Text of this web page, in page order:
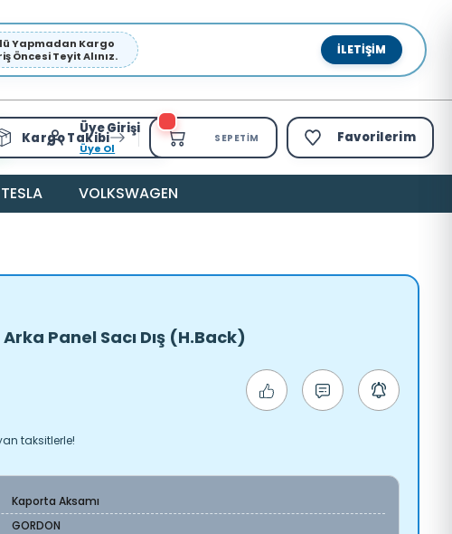
Yapmadan Kargo
Öncesi Teyit Alınız.
İLETIŞIM
Kargo Takibi
Üye Girişi
Üye Ol
SEPETIM Favorilerim
TESLA VOLKSWAGEN
Arka Panel Sacı Dış (H.Back)
taksitlerle!
Kaporta Aksamı
GORDON